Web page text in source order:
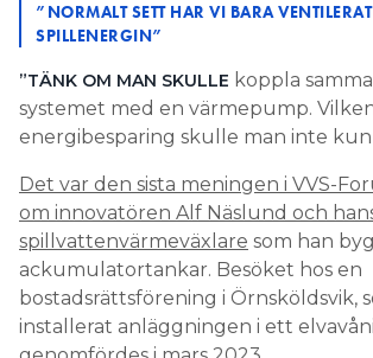
”NORMALT SETT HAR VI BARA
SPILLENERGIN”
”TÄNK OM MAN SKULLE koppla
systemet med en värmepump.
energibesparing skulle man inte
Det var den sista meningen i VVS-
om innovatören Alf Näslund och
spillvattenvärmeväxlare som han
ackumulatortankar. Besöket hos en
bostadsrättsförening i Örnsköldsvik,
installerat anläggningen i ett